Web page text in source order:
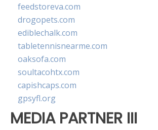
feedstoreva.com
drogopets.com
ediblechalk.com
tabletennisnearme.com
oaksofa.com
soultacohtx.com
capishcaps.com
gpsyfl.org
MEDIA PARTNER III